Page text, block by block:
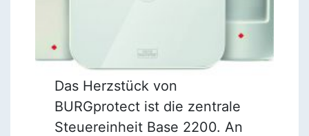
Das Herzstück von
BURGprotect ist die zentrale
Steuereinheit Base 2200. An